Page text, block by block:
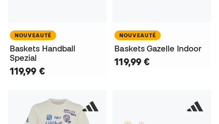
NOUVEAUTÉ
Baskets Handball
Spezial
119,99 €
NOUVEAUTÉ
Baskets Gazelle Indoor
119,99 €